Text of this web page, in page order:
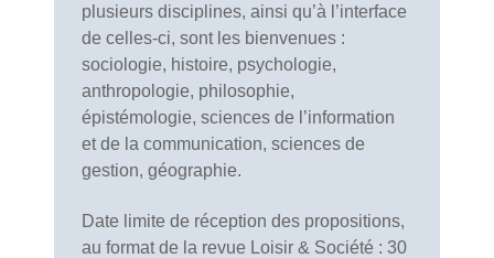
plusieurs disciplines, ainsi qu’à l’interface
de celles-ci, sont les bienvenues :
sociologie, histoire, psychologie,
anthropologie, philosophie,
épistémologie, sciences de l’information
et de la communication, sciences de
gestion, géographie.
Date limite de réception des propositions,
au format de la revue Loisir & Société : 30